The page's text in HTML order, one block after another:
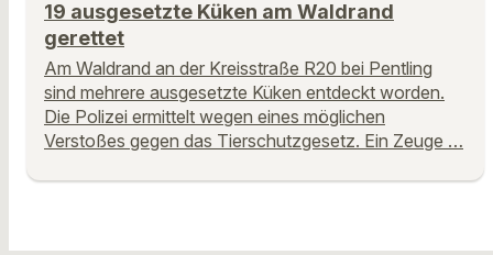
19 ausgesetzte Küken am Waldrand
gerettet
Am Waldrand an der Kreisstraße R20 bei Pentling
sind mehrere ausgesetzte Küken entdeckt worden.
Die Polizei ermittelt wegen eines möglichen
Verstoßes gegen das Tierschutzgesetz. Ein Zeuge …